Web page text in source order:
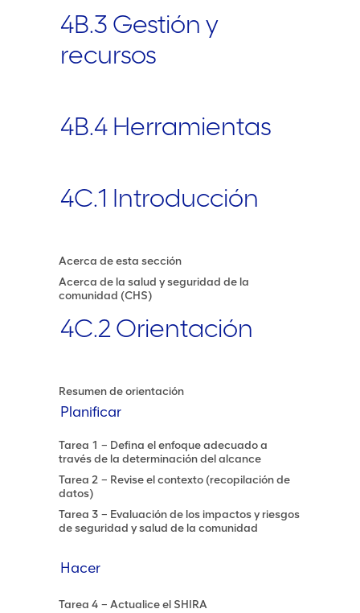
4B.3 Gestión y
recursos
4B.4 Herramientas
4C.1 Introducción
Acerca de esta sección
Acerca de la salud y seguridad de la
comunidad (CHS)
4C.2 Orientación
Resumen de orientación
Planificar
Tarea 1 – Defina el enfoque adecuado a
través de la determinación del alcance
Tarea 2 – Revise el contexto (recopilación de
datos)
Tarea 3 – Evaluación de los impactos y riesgos
de seguridad y salud de la comunidad
Hacer
Tarea 4 – Actualice el SHIRA